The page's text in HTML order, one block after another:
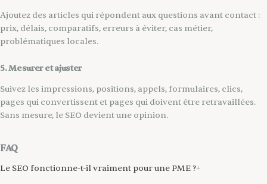
Ajoutez des articles qui répondent aux questions avant contact :
prix, délais, comparatifs, erreurs à éviter, cas métier,
problématiques locales.
5. Mesurer et ajuster
Suivez les impressions, positions, appels, formulaires, clics,
pages qui convertissent et pages qui doivent être retravaillées.
Sans mesure, le SEO devient une opinion.
FAQ
Le SEO fonctionne-t-il vraiment pour une PME ?+